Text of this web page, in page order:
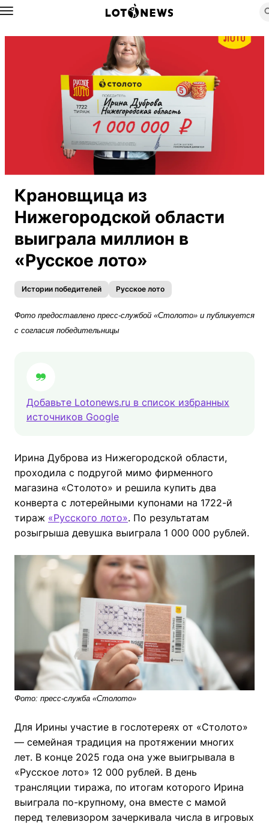
Назад
Крановщица из
Нижегородской области
выиграла миллион в
«Русское лото»
Истории победителей Русское лото
Фото предоставлено пресс-службой «Столото» и публикуется
с согласия победительницы
Добавьте Lotonews.ru в список избранных
источников Google
Ирина Дуброва из Нижегородской области,
проходила с подругой мимо фирменного
магазина «Столото» и решила купить два
конверта с лотерейными купонами на 1722-й
тираж «Русского лото». По результатам
розыгрыша девушка выиграла 1 000 000 рублей.
Фото: пресс-служба «Столото»
Для Ирины участие в гослотереях от «Столото»
— семейная традиция на протяжении многих
лет. В конце 2025 года она уже выигрывала в
«Русское лото» 12 000 рублей. В день
трансляции тиража, по итогам которого Ирина
выиграла по-крупному, она вместе с мамой
перед телевизором зачеркивала числа в игровых